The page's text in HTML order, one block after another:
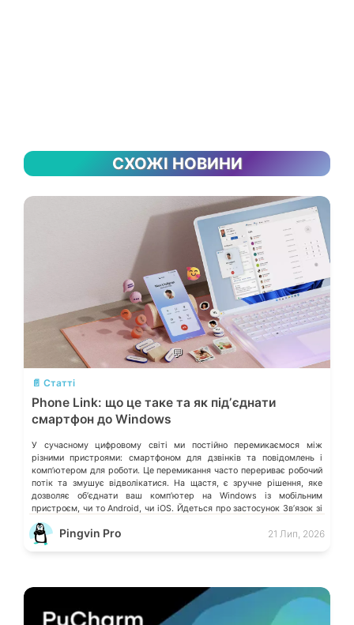
СХОЖІ НОВИНИ
💬
📄 Статті
Phone Link: що це таке та як підʼєднати
смартфон до Windows
У сучасному цифровому світі ми постійно перемикаємося між
різними пристроями: смартфоном для дзвінків та повідомлень і
компʼютером для роботи. Це перемикання часто перериває робочий
потік та змушує відволікатися. На щастя, є зручне рішення, яке
дозволяє обʼєднати ваш компʼютер на Windows із мобільним
пристроєм, чи то Android, чи iOS. Йдеться про застосунок Звʼязок зі
смартфоном (Phone Link) від Microsoft, що перетворює ваш ПК на
своєрідний «міст» до функцій смартфона.
Pingvin Pro 21 Лип, 2026